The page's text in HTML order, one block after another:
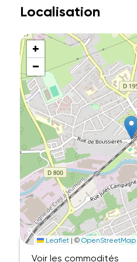
Localisation
+
−
Leaflet | ©OpenStreetMap
Voir les commodités